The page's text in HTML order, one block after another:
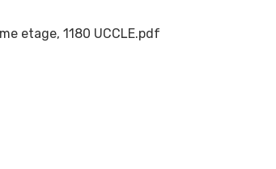
etage, 1180 UCCLE.pdf